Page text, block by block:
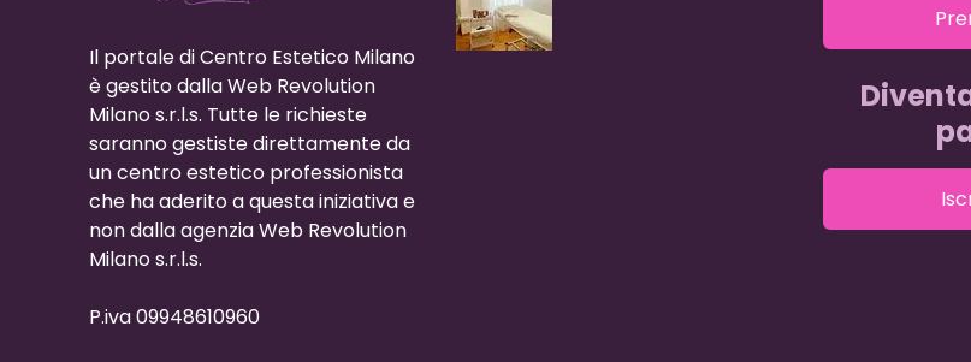
Il portale di Centro Estetico Milano
è gestito dalla Web Revolution
Milano s.r.l.s. Tutte le richieste
saranno gestiste direttamente da
un centro estetico professionista
che ha aderito a questa iniziativa e
non dalla agenzia Web Revolution
Milano s.r.l.s.
P.iva 09948610960